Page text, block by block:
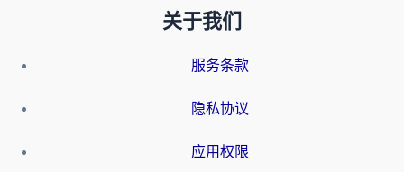
关于我们
服务条款
隐私协议
应用权限